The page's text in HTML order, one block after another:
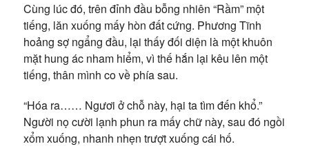
Cùng lúc đó, trên đỉnh đầu bỗng nhiên “Rầm” một
tiếng, lăn xuống mấy hòn đất cứng. Phương Tĩnh
hoảng sợ ngẩng đầu, lại thấy đối diện là một khuôn
mặt hung ác nham hiểm, vì thế hắn lại kêu lên một
tiếng, thân mình co về phía sau.
“Hóa ra…… Ngươi ở chỗ này, hại ta tìm đến khổ.”
Người nọ cười lạnh phun ra mấy chữ này, sau đó ngồi
xổm xuống, nhanh nhẹn trượt xuống cái hố.